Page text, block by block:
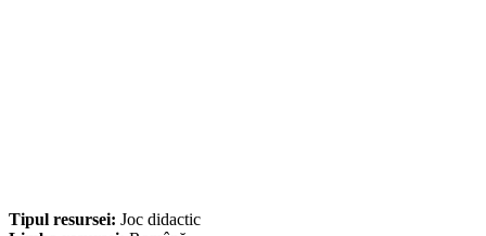
Tipul resursei: Joc didactic